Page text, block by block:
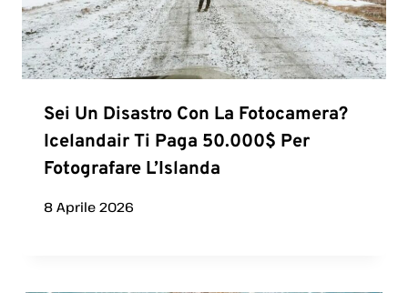
Sei Un Disastro Con La Fotocamera?
Icelandair Ti Paga 50.000$ Per
Fotografare L’Islanda
8 Aprile 2026